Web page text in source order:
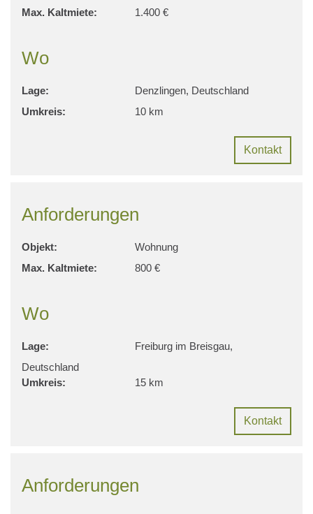
Max. Kaltmiete:
1.400 €
Wo
Lage:
Denzlingen, Deutschland
Umkreis:
10 km
Kontakt
Anforderungen
Objekt:
Wohnung
Max. Kaltmiete:
800 €
Wo
Lage:
Freiburg im Breisgau,
Deutschland
Umkreis:
15 km
Kontakt
Anforderungen